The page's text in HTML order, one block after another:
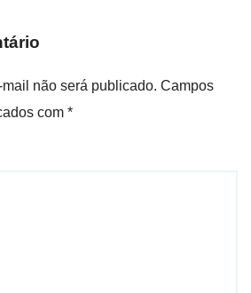
não será publicado. Campos
com *